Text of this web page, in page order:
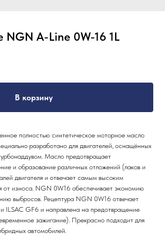
A-Line 0W-16 1L
В корзину
полностью синтетическое моторное масло
разработано для двигателей, оснащённых
Масло предотвращает
и образование различных отложений (лаков и
двигателя и отвечает самым высоким
от износа. NGN 0W16 обеспечивает экономию
выбросов. Рецептура NGN 0W16 отвечает
ILSAC GF6 и направлена на предотвращение
зажигание). Прекрасно подходит для
автомобилей.